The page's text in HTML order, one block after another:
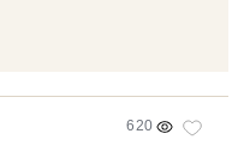
620